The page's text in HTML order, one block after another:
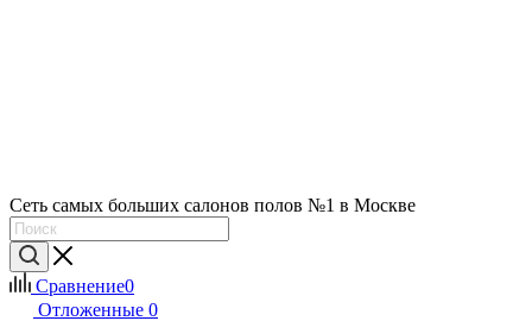
Сеть самых больших салонов полов №1 в Москве
Сравнение0
Отложенные 0